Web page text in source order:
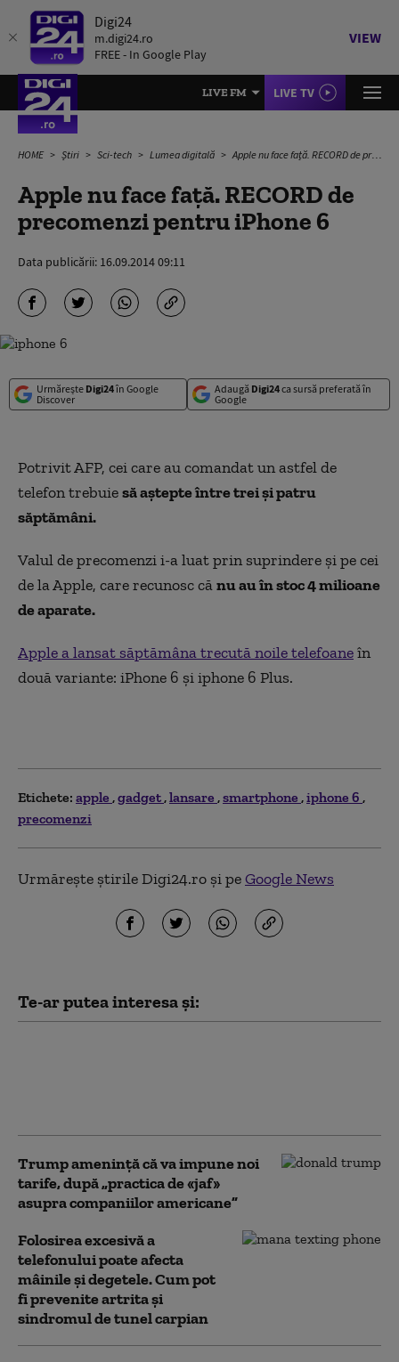
Digi24
m.digi24.ro
FREE - In Google Play
VIEW
LIVE FM LIVE TV
HOME Știri Sci-tech Lumea digitală Apple nu face față. RECORD de precomenzi pentru iPhone 6
Apple nu face față. RECORD de
precomenzi pentru iPhone 6
Data publicării: 16.09.2014 09:11
Urmărește Digi24în Google
Discover
Adaugă Digi24ca sursă preferată în
Google
Potrivit AFP, cei care au comandat un astfel de
telefon trebuiesă aştepte între trei şi patru
săptămâni.
Valul de precomenzi i-a luat prin suprindere şi pe cei
de la Apple, care recunosc cănu au în stoc 4 milioane
de aparate.
Apple a lansat săptămâna trecută noile telefoaneîn
două variante: iPhone 6 și iphone 6 Plus.
Etichete: apple gadget lansare smartphone iphone 6
precomenzi
Urmărește știrile Digi24.ro și peGoogle News
Te-ar putea interesa și:
Trump amenință că va impune noi
tarife, după „practica de «jaf»
asupra companiilor americane”
Folosirea excesivă a
telefonului poate afecta
mâinile și degetele. Cum pot
fi prevenite artrita și
sindromul de tunel carpian